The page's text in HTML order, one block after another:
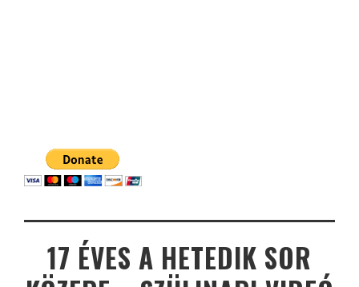
17 ÉVES A HETEDIK SOR